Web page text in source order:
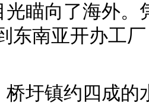
瞄向了海外。
东南亚开办工
桥圩镇约四成的